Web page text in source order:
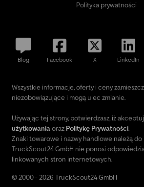
Polityka prywatności
Blog Facebook X LinkedIn
Wszystkie informacje, oferty i ceny
niezobowiązujące i mogą ulec zmianie.
Używając tej strony, potwierdzasz, iż
użytkowaniaoraz Politykę Prywatności.
Znaki towarowe i nazwy handlowe należą do
TruckScout24 GmbH nie ponosi
linkowanych stron internetowych.
© 2000 - 2026 TruckScout24 GmbH